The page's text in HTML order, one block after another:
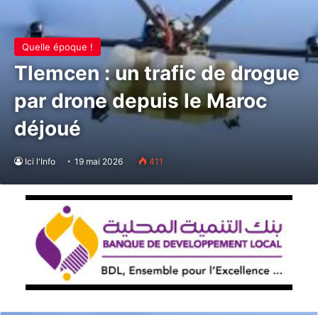
Quelle époque !
Tlemcen : un trafic de drogue
par drone depuis le Maroc
déjoué
Ici l'Info 19 mai 2026 411